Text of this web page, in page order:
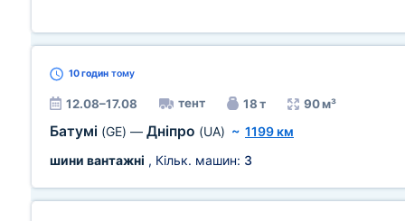
10 годин тому
12.08–17.08 тент 18 т 90 м³
Батумі (GE) — Дніпро (UA) ~ 1199 км
шини вантажні , Кільк. машин: 3